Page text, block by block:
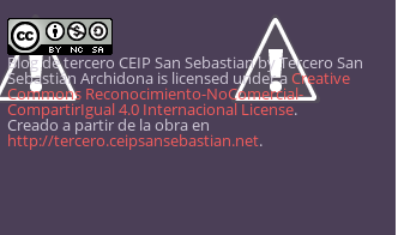
Blog de tercero CEIP San Sebastianby Tercero San
Sebastián Archidona is licensed under a Creative
Commons Reconocimiento-NoComercial-
CompartirIgual 4.0 Internacional License.
Creado a partir de la obra en
http://tercero.ceipsansebastian.net.